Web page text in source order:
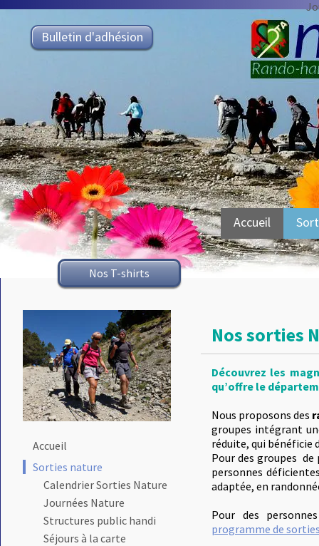
Accueil
Sorties nature
Calendrier Sorties Nature
Journées Nature
Structures public handi
Séjours à la carte
Accueil
Bulletin d'adhésion
Nos T-shirts
Nos sorties
Découvrez les
qu’offre le
Nous proposons des
groupes intégrant
réduite, qui bénéficie
Pour des groupes
personnes
adaptée, en
Pour des
programme de